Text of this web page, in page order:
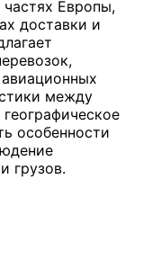
Европы,
доставки и
между
особенности
грузов.